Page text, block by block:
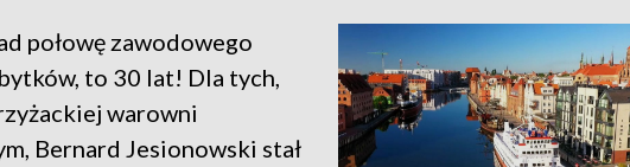
połowę zawodowego
to 30 lat! Dla tych,
warowni
Bernard Jesionowski stał